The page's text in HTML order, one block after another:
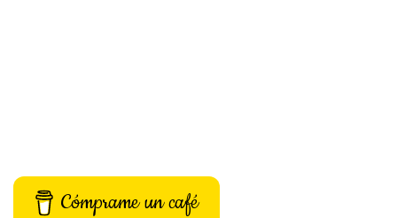
Cómprame un café